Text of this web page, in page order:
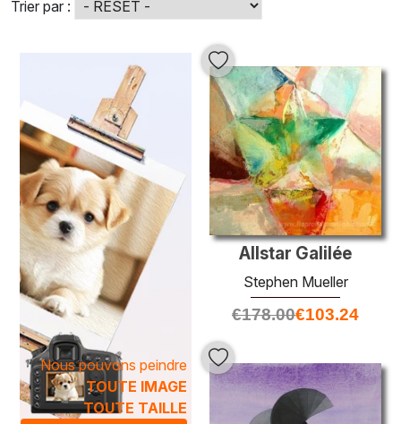
superposition et de transparence qui permettent aux
couleurs de s'entrelacer harmonieusement, créant des
compositions vibrantes et dynamiques. Ses toiles, souvent
inspirées par la nature et les paysages, évoquent une
profondeur inégalée, parfaites pour ceux qui souhaitent
intégrer une touche de sérénité et de contemplation dans
leur intérieur.
Les peintures à l'huile de
Stephen Muellersont bien plus
que de simples décorations; elles sont des invitations à la
rêverie et à l'évasion. Chacune de ses créations apporte
une atmosphère artistique chaleureuse, transformant vos
espaces en véritables galeries. Que vous soyez un
collectionneur averti ou un amateur d'art, laissez-vous
séduire par la richesse des textures et la luminosité des
couleurs qui caractérisent son travail, pour créer une
ambiance inspirante dans votre maison ou bureau.
Trier par :
Nous pouvons peindre
TOUTE IMAGE
TOUTE TAILLE
Allstar Galilée
Stephen Mueller
€178.00€103.24